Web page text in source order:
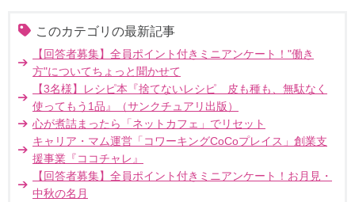
このカテゴリの最新記事
【回答者募集】全員ポイント付きミニアンケート！"働き
方"についてちょっと聞かせて
【3名様】レシピ本『捨てないレシピ 皮も種も、無駄なく
使ってもう1品』（サンクチュアリ出版）
心が煮詰まったら「ネットカフェ」でリセット
キャリア・マム運営「コワーキングCoCoプレイス」創業支
援事業『ココチャレ』
【回答者募集】全員ポイント付きミニアンケート！お月見・
中秋の名月